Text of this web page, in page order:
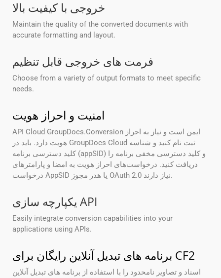
خروجی با کیفیت بالا
Maintain the quality of the converted documents with
accurate formatting and layout.
فرمت های خروجی قابل تنظیم
Choose from a variety of output formats to meet specific
needs.
امنیت و احراز هویت
API Cloud GroupDocs.Conversion ایمن است و نیاز به احراز
هویت دارد. باید در GroupDocs Cloud ثبت نام کنید و شناسه
کلید دسترسی برنامه (appSID) و کلید دسترسی مخفی برنامه را
دریافت کنید. درخواست‌های احراز هویت به امضا و پارامترهای
درخواست AppSID یا هدر مجوز OAuth 2.0 نیاز دارند.
یکپارچه سازی API
Easily integrate conversion capabilities into your
applications using APIs.
برنامه های تبدیل آنلاین رایگان برای CF2
اسناد و تصاویر نامحدود را با استفاده از برنامه های تبدیل آنلاین